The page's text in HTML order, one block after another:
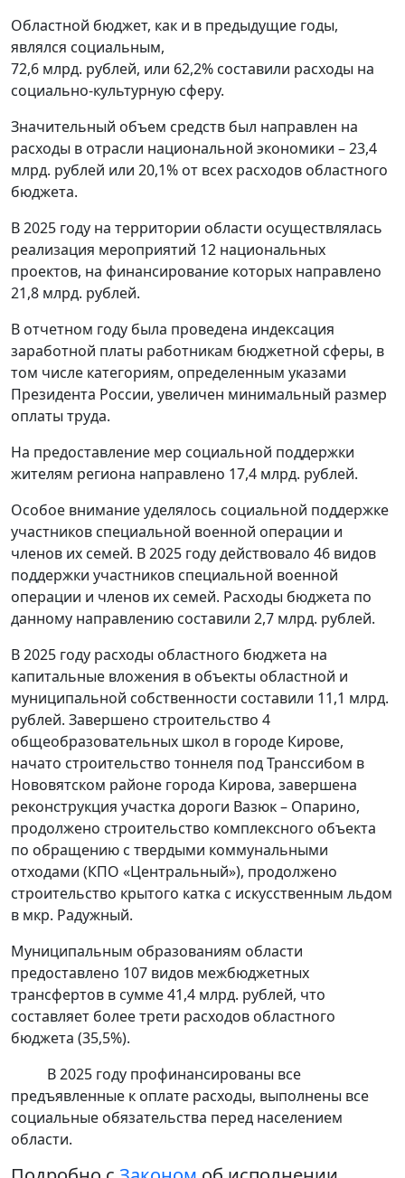
Областной бюджет, как и в предыдущие годы,
являлся социальным,
72,6 млрд. рублей, или 62,2% составили расходы на
социально-культурную сферу.
Значительный объем средств был направлен на
расходы в отрасли национальной экономики – 23,4
млрд. рублей или 20,1% от всех расходов областного
бюджета.
В 2025 году на территории области осуществлялась
реализация мероприятий 12 национальных
проектов, на финансирование которых направлено
21,8 млрд. рублей.
В отчетном году была проведена индексация
заработной платы работникам бюджетной сферы, в
том числе категориям, определенным указами
Президента России, увеличен минимальный размер
оплаты труда.
На предоставление мер социальной поддержки
жителям региона направлено 17,4 млрд. рублей.
Особое внимание уделялось социальной поддержке
участников специальной военной операции и
членов их семей. В 2025 году действовало 46 видов
поддержки участников специальной военной
операции и членов их семей. Расходы бюджета по
данному направлению составили 2,7 млрд. рублей.
В 2025 году расходы областного бюджета на
капитальные вложения в объекты областной и
муниципальной собственности составили 11,1 млрд.
рублей. Завершено строительство 4
общеобразовательных школ в городе Кирове,
начато строительство тоннеля под Транссибом в
Нововятском районе города Кирова, завершена
реконструкция участка дороги Вазюк – Опарино,
продолжено строительство комплексного объекта
по обращению с твердыми коммунальными
отходами (КПО «Центральный»), продолжено
строительство крытого катка с искусственным льдом
в мкр. Радужный.
Муниципальным образованиям области
предоставлено 107 видов межбюджетных
трансфертов в сумме 41,4 млрд. рублей, что
составляет более трети расходов областного
бюджета (35,5%).
В 2025 году профинансированы все
предъявленные к оплате расходы, выполнены все
социальные обязательства перед населением
области.